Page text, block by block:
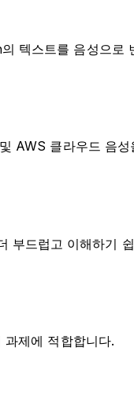
텍스트를 음성으로
AWS 클라우드 음
부드럽고 이해하기
제에 적합합니다.